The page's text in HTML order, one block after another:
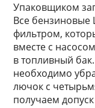
Упаковщиком
Все
фильтром,
вместе с
в топливный
необходимо
лючок с
получаем